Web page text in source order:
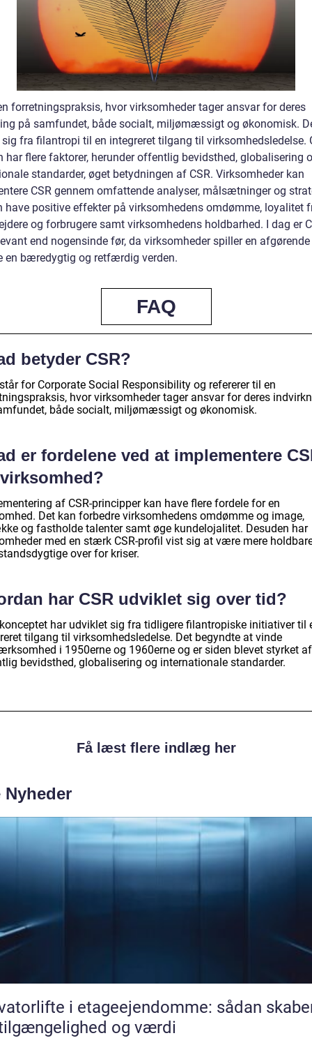
forretningspraksis, hvor virksomheder tager ansvar for deres
på samfundet, både socialt, miljømæssigt og økonomisk.
fra filantropi til en integreret tilgang til virksomhedsledelse.
har flere faktorer, herunder offentlig bevidsthed, globalisering
standarder, øget betydningen af CSR. Virksomheder kan
CSR gennem omfattende analyser, målsætninger og
have positive effekter på virksomhedens omdømme, loyalitet
og forbrugere samt virksomhedens holdbarhed. I dag er
end nogensinde før, da virksomheder spiller en
en bæredygtig og retfærdig verden.
FAQ
betyder CSR?
for Corporate Social Responsibility og refererer til en
hvor virksomheder tager ansvar for deres
både socialt, miljømæssigt og økonomisk.
er fordelene ved at implementere
af CSR-principper kan have flere fordele for en
Det kan forbedre virksomhedens omdømme og image,
og fastholde talenter samt øge kundelojalitet. Desuden har
med en stærk CSR-profil vist sig at være mere
over for kriser.
har CSR udviklet sig over tid?
konceptet har udviklet sig fra tidligere filantropiske initiativer til
tilgang til virksomhedsledelse. Det begyndte at vinde
i 1950erne og 1960erne og er siden blevet styrket
bevidsthed, globalisering og internationale standarder.
Få læst flere indlæg her
Nyheder
i etageejendomme: sådan
og værdi